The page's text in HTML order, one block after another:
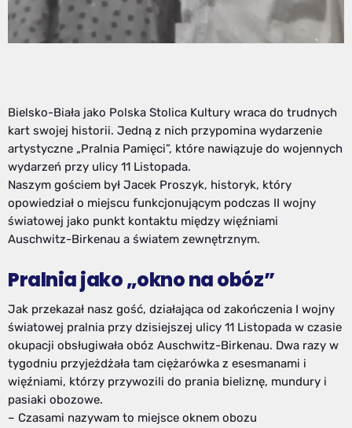
Bielsko-Biała jako Polska Stolica Kultury wraca do trudnych
kart swojej historii. Jedną z nich przypomina wydarzenie
artystyczne „Pralnia Pamięci”, które nawiązuje do wojennych
wydarzeń przy ulicy 11 Listopada.
Naszym gościem był Jacek Proszyk, historyk, który
opowiedział o miejscu funkcjonującym podczas II wojny
światowej jako punkt kontaktu między więźniami
Auschwitz-Birkenau a światem zewnętrznym.
Pralnia jako „okno na obóz”
Jak przekazał nasz gość, działająca od zakończenia I wojny
światowej pralnia przy dzisiejszej ulicy 11 Listopada w czasie
okupacji obsługiwała obóz Auschwitz-Birkenau. Dwa razy w
tygodniu przyjeżdżała tam ciężarówka z esesmanami i
więźniami, którzy przywozili do prania bieliznę, mundury i
pasiaki obozowe.
– Czasami nazywam to miejsce oknem obozu